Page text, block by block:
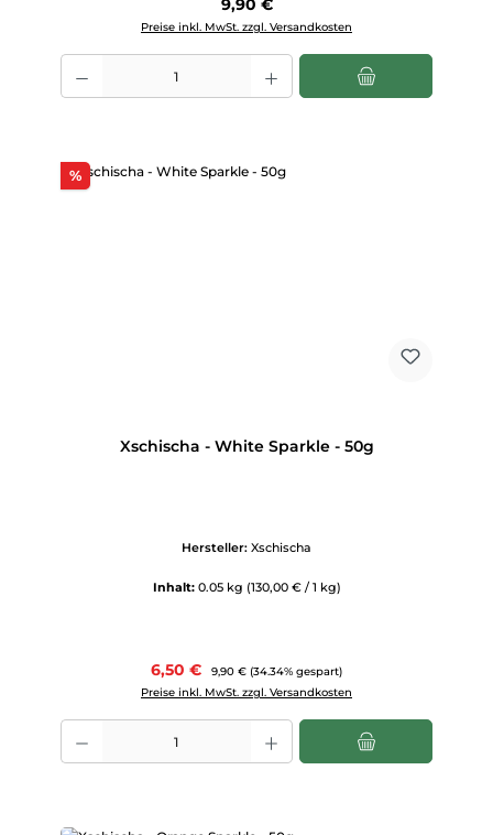
9,90 €
Preise inkl. MwSt. zzgl. Versandkosten
Produkt Anzahl: Gib den gewünschten Wert ein oder benutze die
%Rabatt
Xschischa - White Sparkle - 50g
Hersteller: Xschischa
Inhalt: 0.05 kg (130,00 € / 1 kg)
Verkaufspreis:
6,50 € Regulärer Preis:
9,90 € (34.34% gespart)
Preise inkl. MwSt. zzgl. Versandkosten
Produkt Anzahl: Gib den gewünschten Wert ein oder benutze die